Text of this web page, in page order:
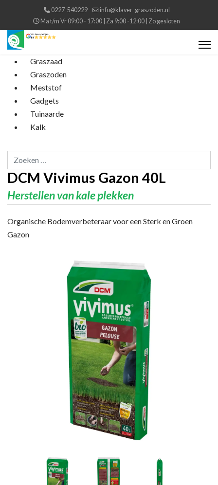
0227-540229
info@klaver-graszoden.nl
Ma t/m Vr 09:00 - 17:00 | Za 9:00 -12:00 | Zo gesloten
Graszaad
Graszoden
Meststof
Gadgets
Tuinaarde
Kalk
Zoeken...
DCM Vivimus Gazon 40L
Herstellen van kale plekken
Organische Bodemverbeteraar voor een Sterk en Groen
Gazon